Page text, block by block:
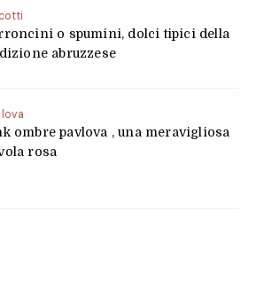
o spumini, dolci tipici della
abruzzese
ombre pavlova , una meravigliosa
rosa